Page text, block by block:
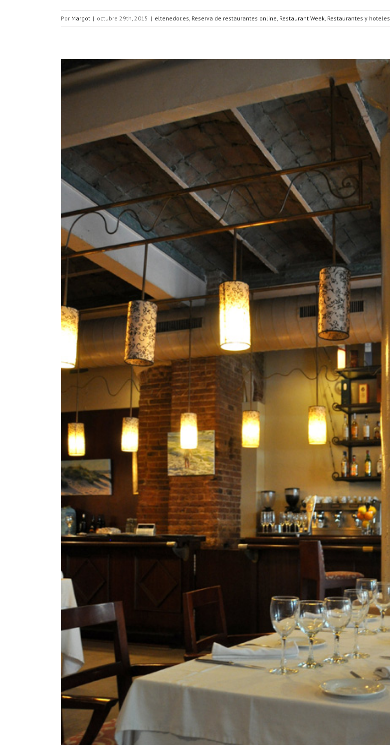
Por Margot | octubre 29th, 2015 | eltenedor.es Reserva de restaurantes online Restaurant Week Restaurantes y hoteles